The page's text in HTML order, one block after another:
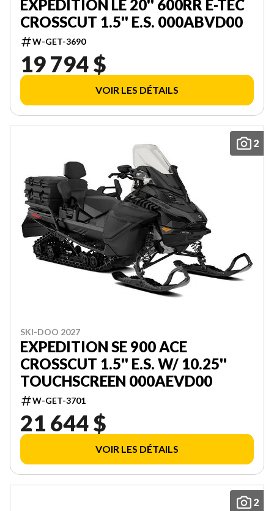
EXPEDITION LE 20'' 600RR E-TEC
CROSSCUT 1.5'' E.S. 000ABVD00
W-GET-3690
19 794 $
VOIR LES DÉTAILS
2
SKI-DOO 2027
EXPEDITION SE 900 ACE
CROSSCUT 1.5'' E.S. W/ 10.25''
TOUCHSCREEN 000AEVD00
W-GET-3701
21 644 $
VOIR LES DÉTAILS
2